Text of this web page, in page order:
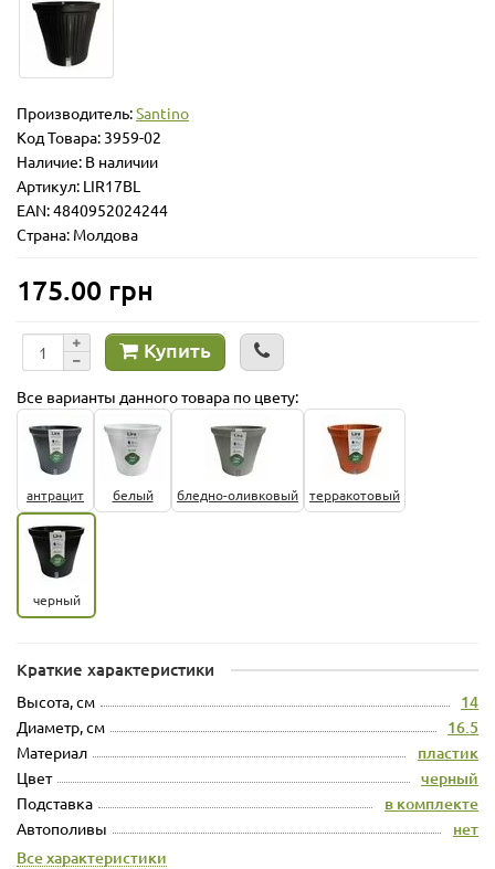
Производитель:Santino
Код Товара: 3959-02
Наличие: В наличии
Артикул: LIR17BL
EAN: 4840952024244
Страна: Молдова
175.00 грн
Купить
Все варианты данного товара по цвету:
антрацит белый бледно-оливковый терракотовый
черный
Краткие характеристики
Высота, см 14
Диаметр, см 16.5
Материал пластик
Цвет черный
Подставка в комплекте
Автополивы
нет
Все характеристики